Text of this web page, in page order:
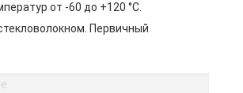
от -60 до +120 °C.
Первичный